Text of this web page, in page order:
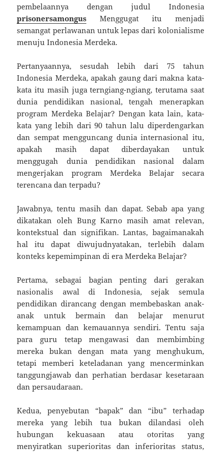
pembelaannya dengan judul Indonesia
prisonersamongus Menggugat itu menjadi
semangat perlawanan untuk lepas dari kolonialisme
menuju Indonesia Merdeka.
Pertanyaannya, sesudah lebih dari 75 tahun
Indonesia Merdeka, apakah gaung dari makna kata-
kata itu masih juga terngiang-ngiang, terutama saat
dunia pendidikan nasional, tengah menerapkan
program Merdeka Belajar? Dengan kata lain, kata-
kata yang lebih dari 90 tahun lalu diperdengarkan
dan sempat mengguncang dunia internasional itu,
apakah masih dapat diberdayakan untuk
menggugah dunia pendidikan nasional dalam
mengerjakan program Merdeka Belajar secara
terencana dan terpadu?
Jawabnya, tentu masih dan dapat. Sebab apa yang
dikatakan oleh Bung Karno masih amat relevan,
kontekstual dan signifikan. Lantas, bagaimanakah
hal itu dapat diwujudnyatakan, terlebih dalam
konteks kepemimpinan di era Merdeka Belajar?
Pertama, sebagai bagian penting dari gerakan
nasionalis awal di Indonesia, sejak semula
pendidikan dirancang dengan membebaskan anak-
anak untuk bermain dan belajar menurut
kemampuan dan kemauannya sendiri. Tentu saja
para guru tetap mengawasi dan membimbing
mereka bukan dengan mata yang menghukum,
tetapi memberi keteladanan yang mencerminkan
tanggungjawab dan perhatian berdasar kesetaraan
dan persaudaraan.
Kedua, penyebutan “bapak” dan “ibu” terhadap
mereka yang lebih tua bukan dilandasi oleh
hubungan kekuasaan atau otoritas yang
menyiratkan superioritas dan inferioritas status,